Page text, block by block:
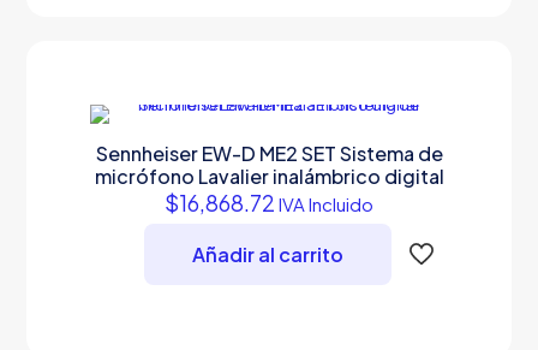
Sennheiser EW-D ME2 SET Sistema de
micrófono Lavalier inalámbrico digital
$16,868.72 IVA Incluido
Añadir al carrito